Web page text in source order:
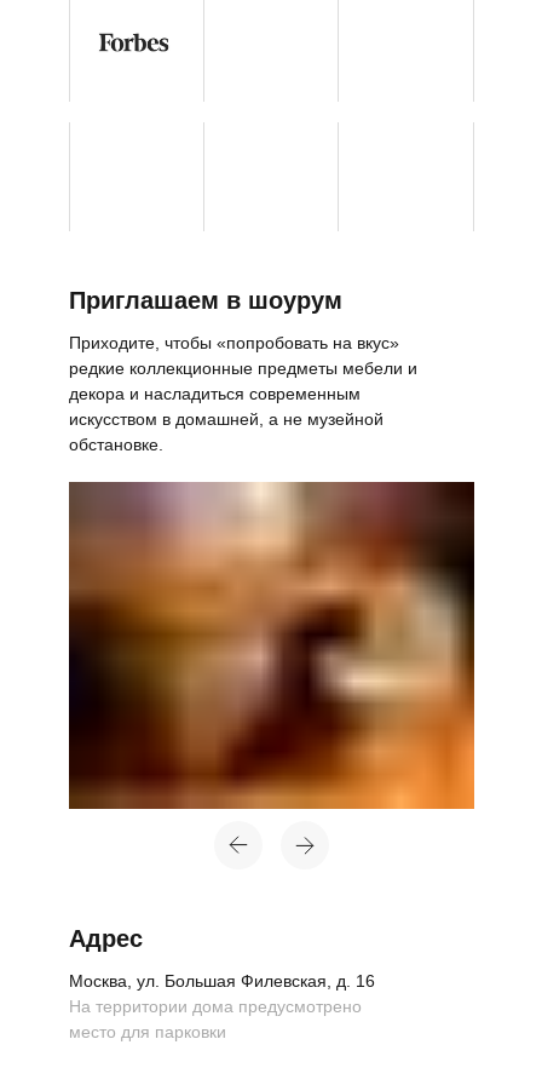
Москва, ул. Большая Филевская, д. 16
Адрес
Приглашаем в шоурум
На территории дома предусмотрено
место для парковки
Приходите, чтобы «попробовать на вкус»
редкие коллекционные предметы мебели и
декора и насладиться современным
искусством в домашней, а не музейной
обстановке.